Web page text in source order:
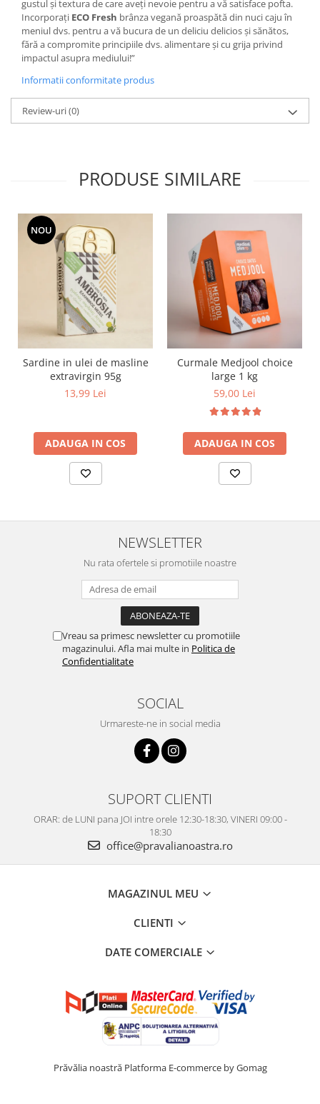
gustul și textura de care aveți nevoie pentru a vă satisface pofta.
Incorporați ECO Fresh brânza vegană proaspătă din nuci caju în
meniul dvs. pentru a vă bucura de un deliciu delicios și sănătos,
fără a compromite principiile dvs. alimentare și cu grija privind
impactul asupra mediului!”
Informatii conformitate produs
Review-uri(0)
PRODUSE SIMILARE
NOU
Sardine in ulei de masline
extravirgin 95g
13,99 Lei
ADAUGA IN COS
Curmale Medjool choice
large 1 kg
59,00 Lei
ADAUGA IN COS
NEWSLETTER
Nu rata ofertele si promotiile noastre
Vreau sa primesc newsletter cu promotiile
magazinului. Afla mai multe in Politica de
Confidentialitate
SOCIAL
Urmareste-ne in social media
SUPORT CLIENTI
ORAR: de LUNI pana JOI intre orele 12:30-18:30, VINERI 09:00 -
18:30
office@pravalianoastra.ro
MAGAZINUL MEU
CLIENTI
DATE COMERCIALE
Prăvălia noastră Platforma E-commerce by Gomag